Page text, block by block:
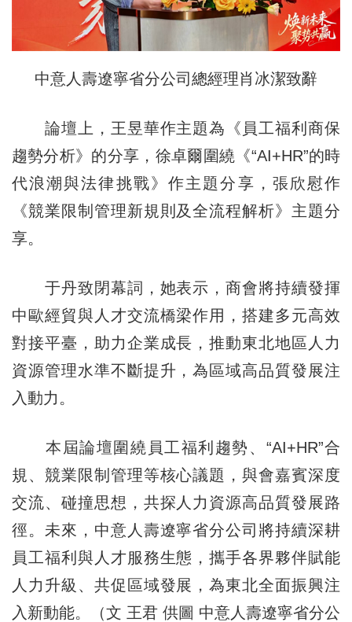
中意人壽遼寧省分公司總經理肖冰潔致辭
論壇上，王昱華作主題為《員工福利商保
趨勢分析》的分享，徐卓爾圍繞《“AI+HR”的時
代浪潮與法律挑戰》作主題分享，張欣慰作
《競業限制管理新規則及全流程解析》主題分
享。
于丹致閉幕詞，她表示，商會將持續發揮
中歐經貿與人才交流橋梁作用，搭建多元高效
對接平臺，助力企業成長，推動東北地區人力
資源管理水準不斷提升，為區域高品質發展注
入動力。
本屆論壇圍繞員工福利趨勢、“AI+HR”合
規、競業限制管理等核心議題，與會嘉賓深度
交流、碰撞思想，共探人力資源高品質發展路
徑。未來，中意人壽遼寧省分公司將持續深耕
員工福利與人才服務生態，攜手各界夥伴賦能
人力升級、共促區域發展，為東北全面振興注
入新動能。（文 王君 供圖 中意人壽遼寧省分公